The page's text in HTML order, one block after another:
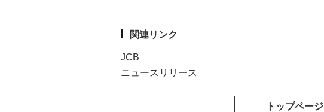
関連リンク
JCB
ニュースリリース
トップペー